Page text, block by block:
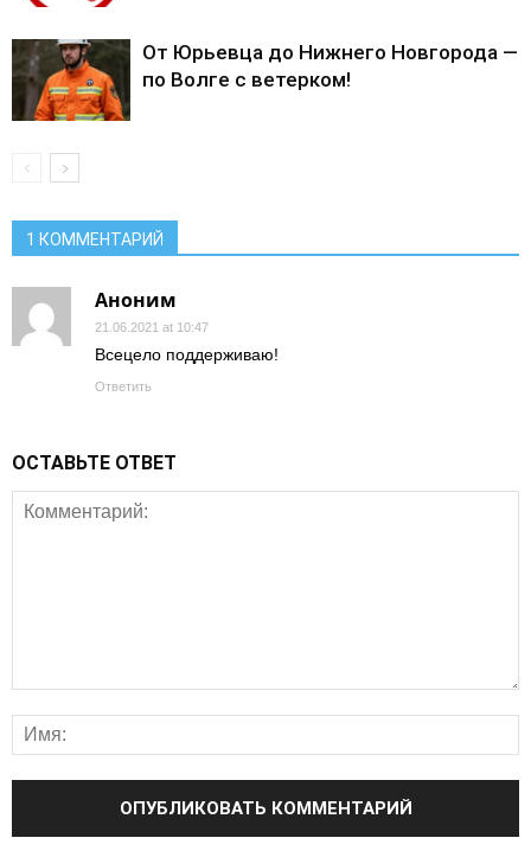
От Юрьевца до Нижнего Новгорода —
по Волге с ветерком!
1 КОММЕНТАРИЙ
Аноним
21.06.2021 at 10:47
Всецело поддерживаю!
Ответить
ОСТАВЬТЕ ОТВЕТ